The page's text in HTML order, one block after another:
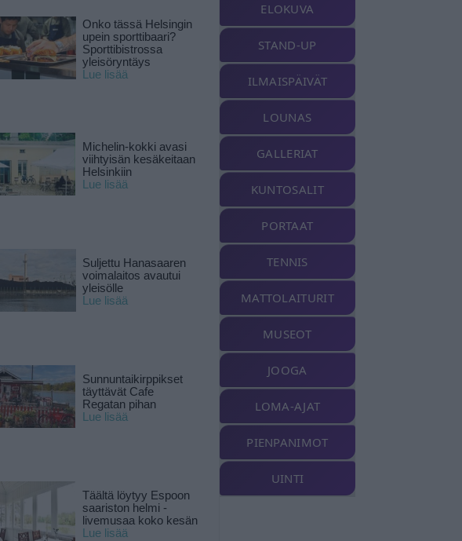
Onko tässä Helsingin
upein sporttibaari?
Sporttibistrossa
yleisöryntäys
Lue lisää
Michelin-kokki avasi
viihtyisän kesäkeitaan
Helsinkiin
Lue lisää
Suljettu Hanasaaren
voimalaitos avautui
yleisölle
Lue lisää
Sunnuntaikirppikset
täyttävät Cafe
Regatan pihan
Lue lisää
Täältä löytyy Espoon
saariston helmi -
livemusaa koko kesän
Lue lisää
ELOKUVA
STAND-UP
ILMAISPÄIVÄT
LOUNAS
GALLERIAT
KUNTOSALIT
PORTAAT
TENNIS
MATTOLAITURIT
MUSEOT
JOOGA
LOMA-AJAT
PIENPANIMOT
UINTI